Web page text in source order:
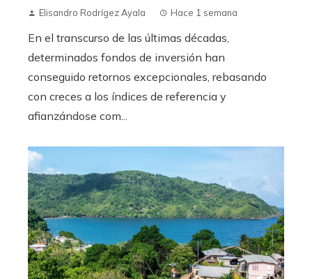
Elisandro Rodrígez Ayala Hace 1 semana
En el transcurso de las últimas décadas,
determinados fondos de inversión han
conseguido retornos excepcionales, rebasando
con creces a los índices de referencia y
afianzándose com...